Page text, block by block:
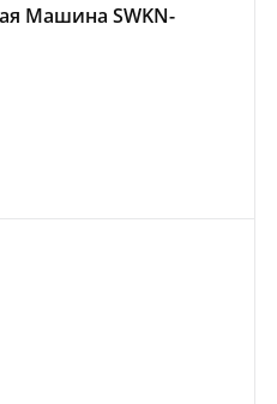
Машина SWKN-